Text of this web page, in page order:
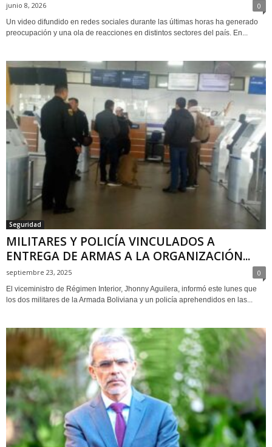
junio 8, 2026 0
Un video difundido en redes sociales durante las últimas horas ha generado
preocupación y una ola de reacciones en distintos sectores del país. En...
Seguridad
MILITARES Y POLICÍA VINCULADOS A
ENTREGA DE ARMAS A LA ORGANIZACIÓN...
septiembre 23, 2025 0
El viceministro de Régimen Interior, Jhonny Aguilera, informó este lunes que
los dos militares de la Armada Boliviana y un policía aprehendidos en las...